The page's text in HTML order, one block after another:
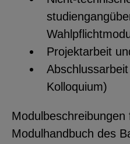
Projektarbeit
Kolloquium)
Modulbeschreibungen
Modulhandbuch des